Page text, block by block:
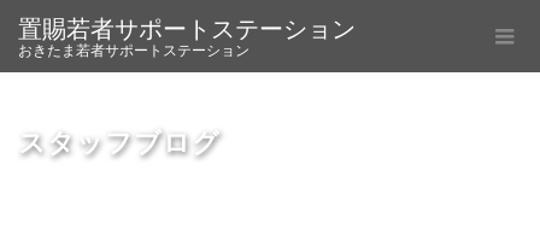
置賜若者サポートステーション
おきたま若者サポートステーション
スタッフブログ